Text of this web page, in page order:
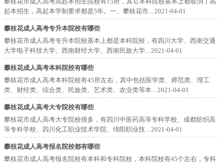
攀枝花市成人高考高起本招生院校有15所，其它本科院校基本上都取消了高
起本招生，高起本学制要求都是5年。一、攀枝花市... 2021-04-01
攀枝花成人高考专升本院校有哪些
攀枝花市成人高考专升本院校基本上都是本科院校，有四川大学、西南交通
大学电子科技大学、西南财经大学、西南民族大学... 2021-04-01
攀枝花成人高考本科院校有哪些
攀枝花市成人高考本科院校有45所左右，其中包括医学类、师范类、理工
类、财经类、综合类、民族类、艺术类、农业类等本... 2021-04-01
攀枝花成人高考大专院校有哪些
攀枝花市成人高考大专院校很多，有四川中医药高等专科学校、成都纺织高
等专科学校、四川化工职业技术学院、绵阳职业技... 2021-04-01
攀枝花成人高考报名院校都有哪些
攀枝花市成人高考报名院校有本科和专科院校，本科院校有45个左右，专科